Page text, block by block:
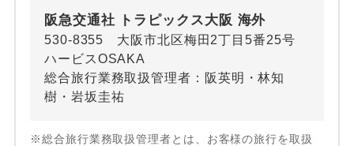
阪急交通社 トラピックス大阪 海外
530-8355 大阪市北区梅田2丁目5番25号
ハービスOSAKA
総合旅行業務取扱管理者：阪英明・林知
樹・岩坂圭祐
※総合旅行業務取扱管理者とは、お客様の旅行を取扱